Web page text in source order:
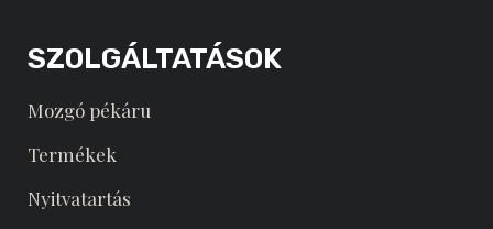
SZOLGÁLTATÁSOK
Mozgó pékáru
Termékek
Nyitvatartás